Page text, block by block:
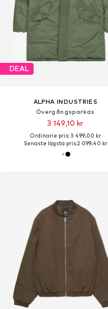
DEAL
ALPHA INDUSTRIES
Övergångsparkas
3 149,10 kr
Ordinarie pris: 3 499,00 kr
Senaste lägsta pris:2 099,40 kr